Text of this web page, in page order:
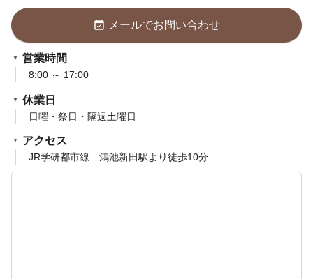
event_available メールでお問い合わせ
営業時間
8:00 ～ 17:00
休業日
日曜・祭日・隔週土曜日
アクセス
JR学研都市線 鴻池新田駅より徒歩10分